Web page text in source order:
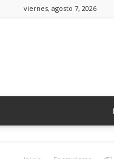
viernes, agosto 7, 2026